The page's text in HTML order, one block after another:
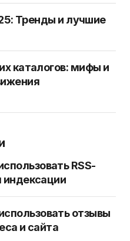
Тренды и лучшие
каталогов: мифы и
RSS-
отзывы
и сайта